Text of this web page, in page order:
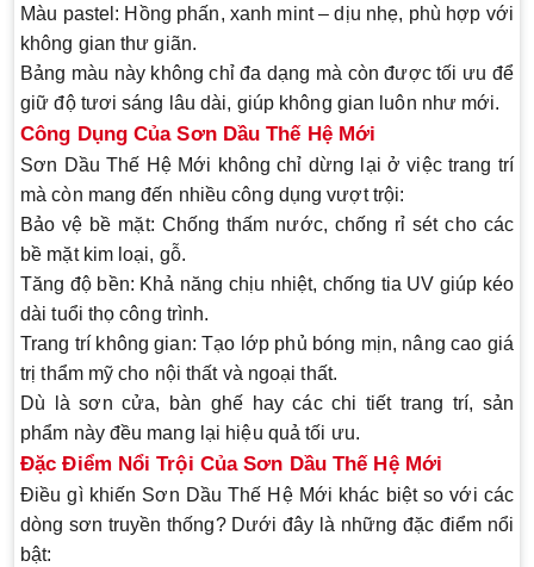
Màu pastel : Hồng phấn, xanh mint – dịu nhẹ, phù hợp với
không gian thư giãn.
Bảng màu này không chỉ đa dạng mà còn được tối ưu để
giữ độ tươi sáng lâu dài, giúp không gian luôn như mới.
Công Dụng Của Sơn Dầu Thế Hệ Mới
Sơn Dầu Thế Hệ Mới không chỉ dừng lại ở việc trang trí
mà còn mang đến nhiều công dụng vượt trội:
Bảo vệ bề mặt: Chống thấm nước, chống rỉ sét cho các
bề mặt kim loại, gỗ.
Tăng độ bền: Khả năng chịu nhiệt, chống tia UV giúp kéo
dài tuổi thọ công trình.
Trang trí không gian: Tạo lớp phủ bóng mịn, nâng cao giá
trị thẩm mỹ cho nội thất và ngoại thất.
Dù là sơn cửa, bàn ghế hay các chi tiết trang trí, sản
phẩm này đều mang lại hiệu quả tối ưu.
Đặc Điểm Nổi Trội Của Sơn Dầu Thế Hệ Mới
Điều gì khiến Sơn Dầu Thế Hệ Mới khác biệt so với các
dòng sơn truyền thống? Dưới đây là những đặc điểm nổi
bật: